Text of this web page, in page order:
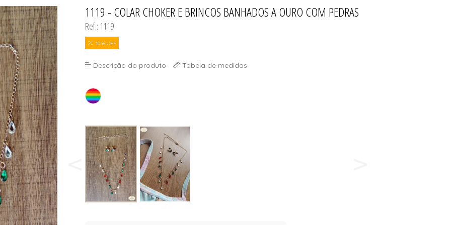
TODOS DE DIVINA SUN - ÓCULOS DE SOL
TODOS DE OUTLET
1119 - COLAR CHOKER E BRINCOS BANHADOS A OURO COM PEDRAS
Ref.: 1119
10 % OFF
Descrição do produto Tabela de medidas